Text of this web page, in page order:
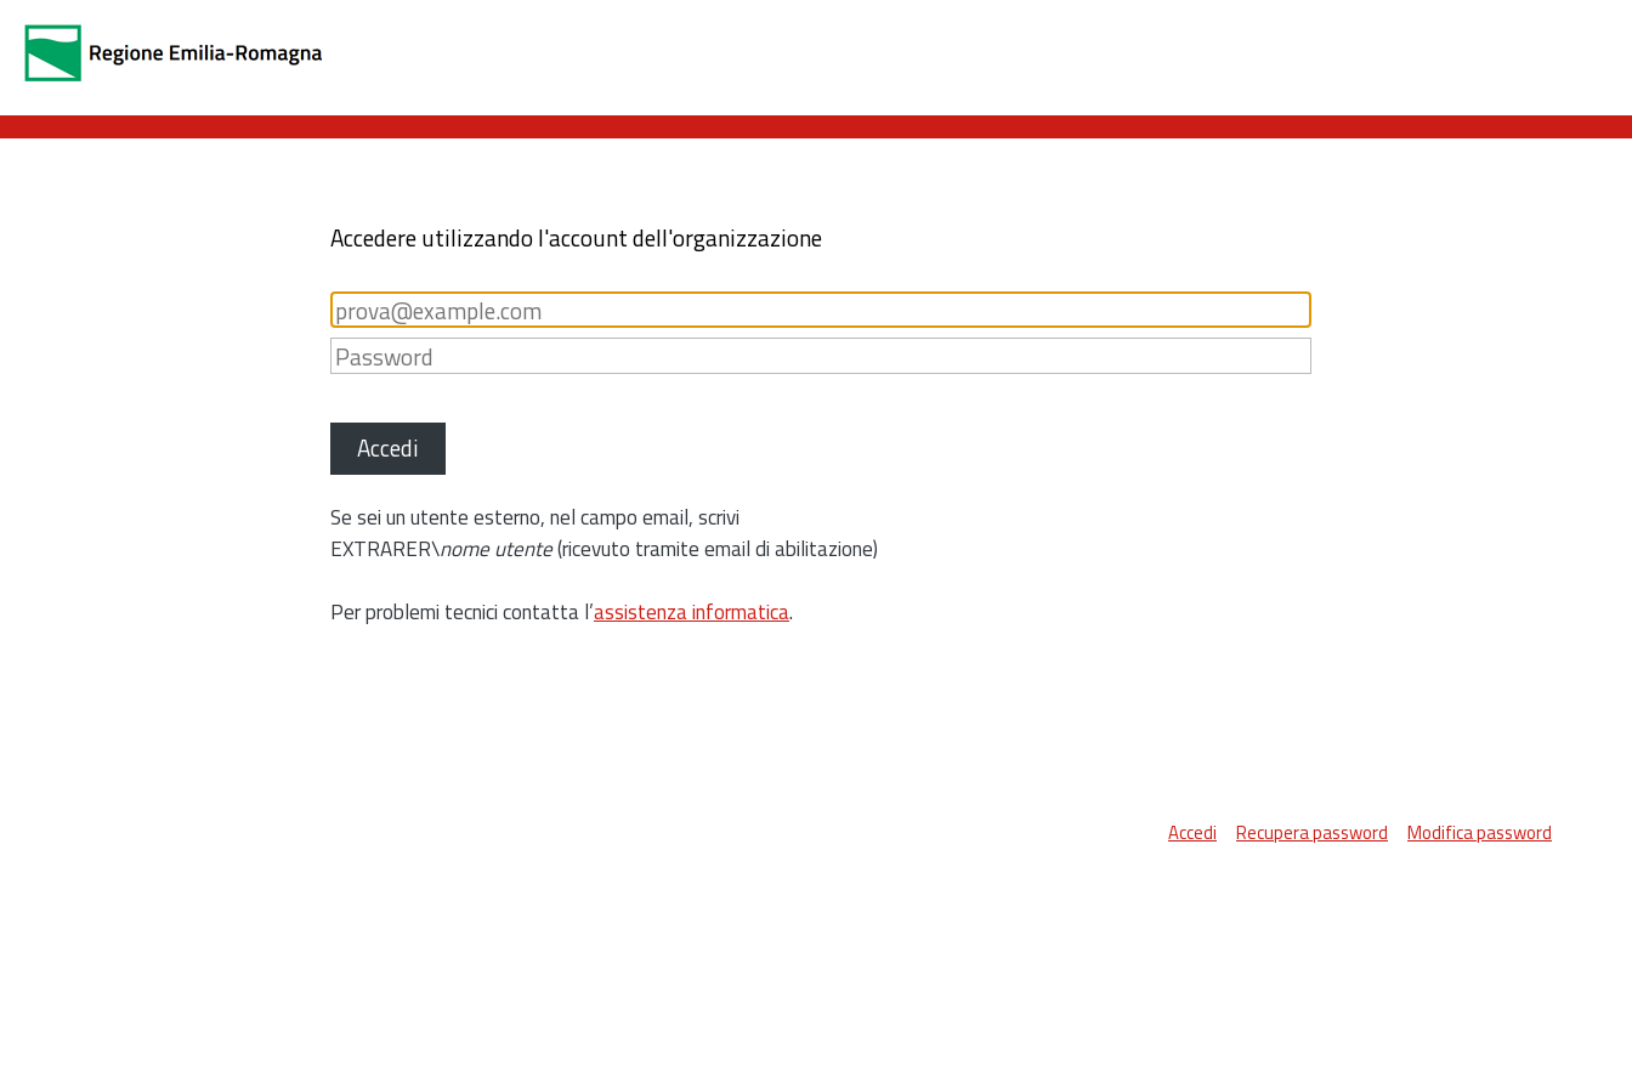
Accedere utilizzando l'account dell'organizzazione
Accedi
Se sei un utente esterno, nel campo email, scrivi
EXTRARER\nome utente(ricevuto tramite email di abilitazione)
Per problemi tecnici contatta l’assistenza informatica.
Accedi Recupera password Modifica password